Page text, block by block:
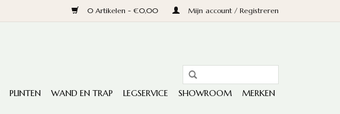
0 Artikelen - €0,00 Mijn account / Registreren
PLINTEN WAND EN TRAP LEGSERVICE SHOWROOM MERKEN